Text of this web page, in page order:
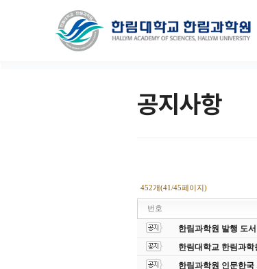
공지사항
452개(41/45페이지)
번호
한림과학원 발행 도
한림대학교 한림과
한림과학원 인문한국